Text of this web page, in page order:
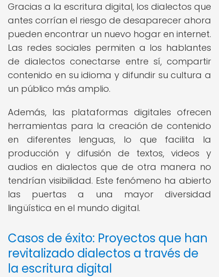
Gracias a la escritura digital, los dialectos que
antes corrían el riesgo de desaparecer ahora
pueden encontrar un nuevo hogar en internet.
Las redes sociales permiten a los hablantes
de dialectos conectarse entre sí, compartir
contenido en su idioma y difundir su cultura a
un público más amplio.
Además, las plataformas digitales ofrecen
herramientas para la creación de contenido
en diferentes lenguas, lo que facilita la
producción y difusión de textos, videos y
audios en dialectos que de otra manera no
tendrían visibilidad. Este fenómeno ha abierto
las puertas a una mayor diversidad
lingüística en el mundo digital.
Casos de éxito: Proyectos que han
revitalizado dialectos a través de
la escritura digital